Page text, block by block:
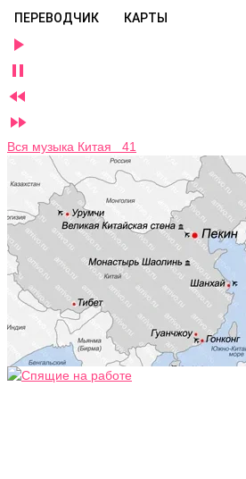
ПЕРЕВОДЧИК КАРТЫ




Вся музыка Китая 41